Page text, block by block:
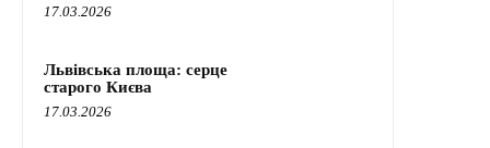
17.03.2026
Львівська площа: серце
старого Києва
17.03.2026